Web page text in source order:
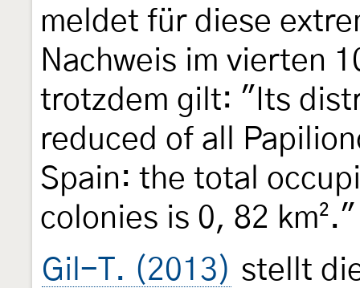
meldet für diese
Nachweis im vierten
trotzdem gilt: "Its
reduced of all
Spain: the total
colonies is 0, 82 km²."
Gil-T. (2013) stellt